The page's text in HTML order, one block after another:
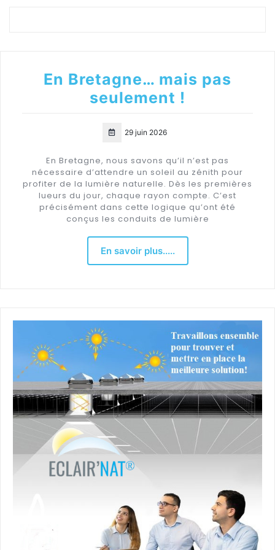
En Bretagne… mais pas
seulement !
29 juin 2026
En Bretagne, nous savons qu’il n’est pas
nécessaire d’attendre un soleil au zénith pour
profiter de la lumière naturelle. Dès les premières
lueurs du jour, chaque rayon compte. C’est
précisément dans cette logique qu’ont été
conçus les conduits de lumière
En savoir plus.....